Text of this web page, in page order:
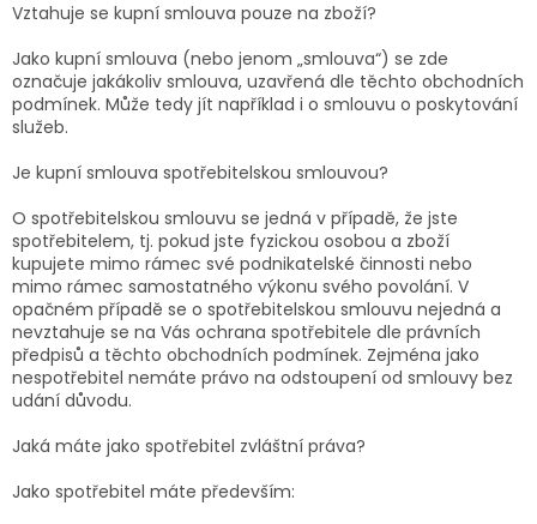
Vztahuje se kupní smlouva pouze na zboží?
Jako kupní smlouva (nebo jenom „smlouva“) se zde
označuje jakákoliv smlouva, uzavřená dle těchto obchodních
podmínek. Může tedy jít například i o smlouvu o poskytování
služeb.
Je kupní smlouva spotřebitelskou smlouvou?
O spotřebitelskou smlouvu se jedná v případě, že jste
spotřebitelem, tj. pokud jste fyzickou osobou a zboží
kupujete mimo rámec své podnikatelské činnosti nebo
mimo rámec samostatného výkonu svého povolání. V
opačném případě se o spotřebitelskou smlouvu nejedná a
nevztahuje se na Vás ochrana spotřebitele dle právních
předpisů a těchto obchodních podmínek. Zejména jako
nespotřebitel nemáte právo na odstoupení od smlouvy bez
udání důvodu.
Jaká máte jako spotřebitel zvláštní práva?
Jako spotřebitel máte především: